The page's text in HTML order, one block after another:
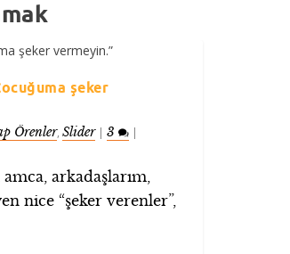
şeker
Örenler,Slider|3 |
arkadaşlarım,
nice “şeker verenler”,